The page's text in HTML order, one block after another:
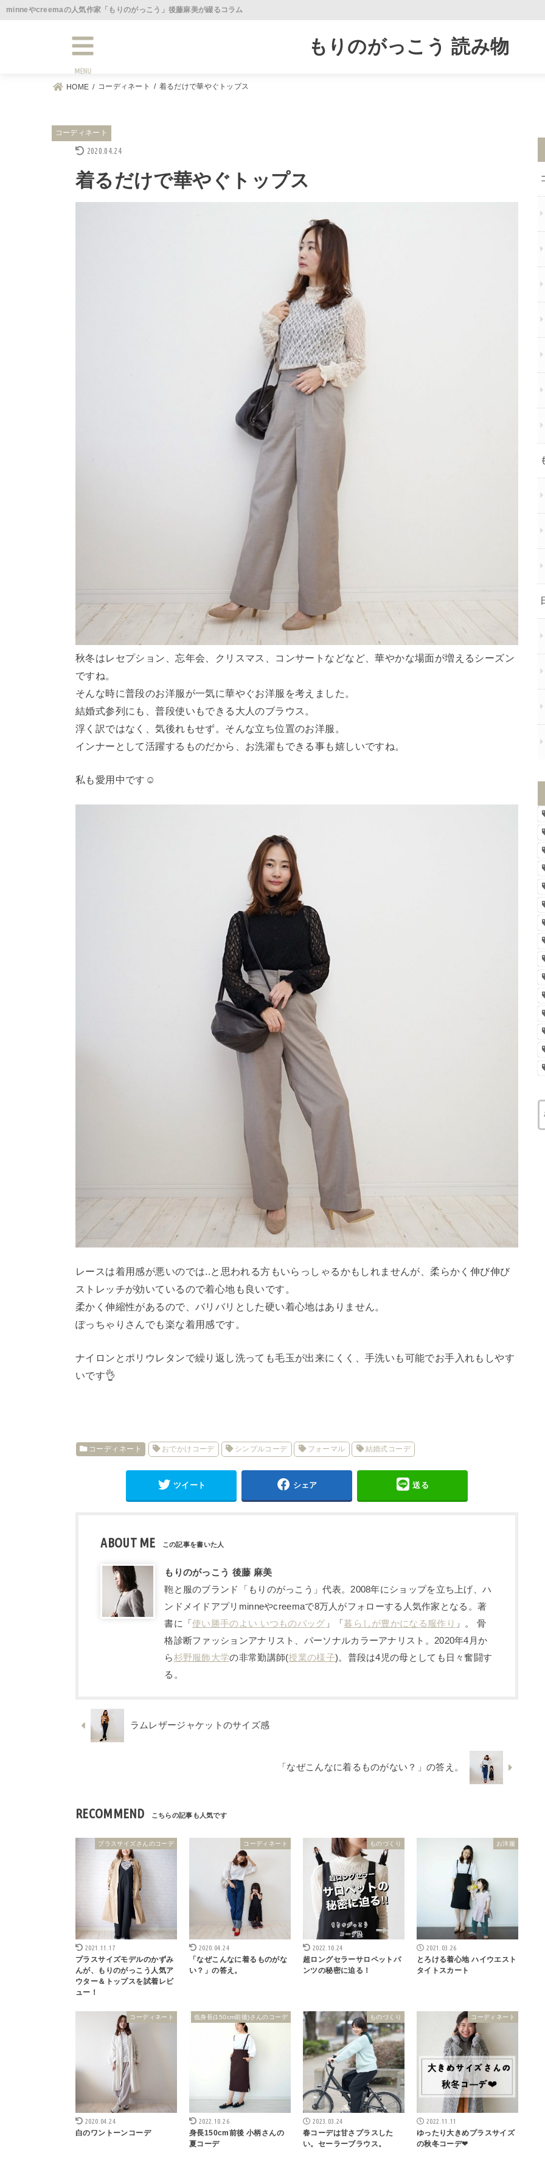
minneやcreemaの人気作家「もりのがっこう」後藤麻美が綴るコラム
もりのがっこう 読み物
MENU
HOME コーディネート 着るだけで華やぐトップス
コーディネート
2020.04.24
着るだけで華やぐトップス
秋冬はレセプション、忘年会、クリスマス、コンサートなどなど、華やかな場面が増えるシーズン
ですね。
そんな時に普段のお洋服が一気に華やぐお洋服を考えました。
結婚式参列にも、普段使いもできる大人のブラウス。
浮く訳ではなく、気後れもせず。そんな立ち位置のお洋服。
インナーとして活躍するものだから、お洗濯もできる事も嬉しいですね。
私も愛用中です☺️
レースは着用感が悪いのでは..と思われる方もいらっしゃるかもしれませんが、柔らかく伸び伸び
ストレッチが効いているので着心地も良いです。
柔かく伸縮性があるので、バリバリとした硬い着心地はありません。
ぽっちゃりさんでも楽な着用感です。
ナイロンとポリウレタンで繰り返し洗っても毛玉が出来にくく、手洗いも可能でお手入れもしやす
いです👌
コーディネート おでかけコーデ シンプルコーデ フォーマル 結婚式コーデ
ツイート シェア 送る
ABOUT ME
もりのがっこう 後藤 麻美
鞄と服のブランド「もりのがっこう」代表。2008年にショップを立ち上げ、ハ
ンドメイドアプリminneやcreemaで8万人がフォローする人気作家となる。著
書に「使い勝手のよい いつものバッグ 」「暮らしが豊かになる服作り 」。 骨
格診断ファッションアナリスト、パーソナルカラーアナリスト。2020年4月か
ら杉野服飾大学の非常勤講師(授業の様子)。普段は4児の母としても日々奮闘す
る。
ラムレザージャケットのサイズ感
「なぜこんなに着るものがない？」の答え。
RECOMMEND
プラスサイズさんのコーデ
2021.11.17
プラスサイズモデルのかずみ
んが、もりのがっこう人気ア
ウター＆トップスを試着レビ
ュー！
コーディネート
2020.04.24
「なぜこんなに着るものがな
い？」の答え。
ものづくり
2022.10.24
超ロングセラーサロペットパ
ンツの秘密に迫る！
お洋服
2021.03.26
とろける着心地 ハイウエスト
タイトスカート
コーディネート
2020.04.24
白のワントーンコーデ
低身長(150cm前後)さんのコーデ
2022.10.26
身長150cm前後 小柄さんの
夏コーデ
ものづくり
2023.03.24
春コーデは甘さプラスした
い。セーラーブラウス。
コーディネート
2022.11.11
ゆったり大きめプラスサイズ
の秋冬コーデ❤︎